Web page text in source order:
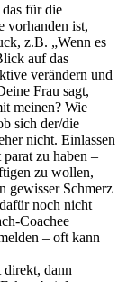
für die
vorhanden ist,
z.B. „Wenn es
auf das
verändern und
Frau sagt,
meinen? Wie
sich der/die
nicht. Einlassen
zu haben –
zu wollen,
gewisser Schmerz
noch nicht
Coachee
– oft kann
direkt, dann